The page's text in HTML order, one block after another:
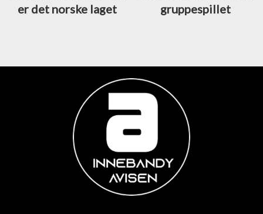
er det norske laget
gruppespillet